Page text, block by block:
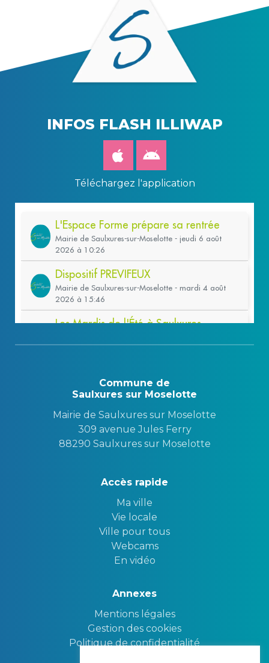
INFOS FLASH ILLIWAP
Téléchargez l'application
Commune de
Saulxures sur Moselotte
Mairie de Saulxures sur Moselotte
309 avenue Jules Ferry
88290 Saulxures sur Moselotte
Accès rapide
Ma ville
Vie locale
Ville pour tous
Webcams
En vidéo
Annexes
Mentions légales
Gestion des cookies
Politique de confidentialité